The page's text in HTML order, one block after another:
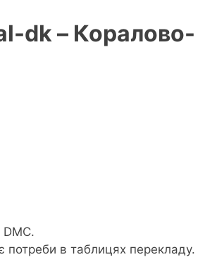
dk – Коралово-
DMC.
потреби в таблицях перекладу.